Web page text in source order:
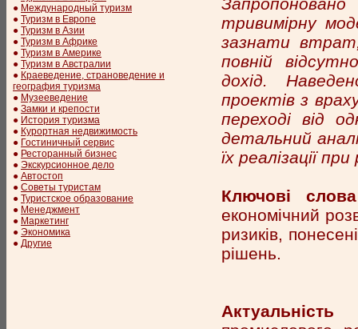
● Международный туризм
● Туризм в Европе
● Туризм в Азии
● Туризм в Африке
● Туризм в Америке
● Туризм в Австралии
● Краеведение, страноведение и
география туризма
● Музееведение
● Замки и крепости
● История туризма
● Курортная недвижимость
● Гостиничный сервис
● Ресторанный бизнес
● Экскурсионное дело
● Автостоп
● Советы туристам
● Туристское образование
● Менеджмент
● Маркетинг
● Экономика
● Другие
тривимірну
зазнати
повній
дохід.
проектів з
переході від
детальний
їх реалізації
Ключові
економічний
ризиків,
рішень.